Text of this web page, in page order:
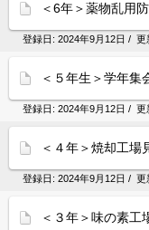
＜6年＞薬物乱用
登録日: 2024年9月12日 / 更
＜５年生＞学年集
登録日: 2024年9月12日 / 更
＜４年＞焼却工場
登録日: 2024年9月12日 / 更
＜３年＞味の素工